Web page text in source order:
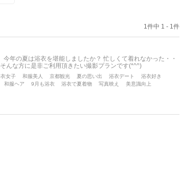
1件中 1 - 1件
年の夏は浴衣を堪能しましたか？ 忙しくて着れなかった・・
んな方に是非ご利用頂きたい撮影プランです(*^^)
女子 和服美人 京都観光 夏の思い出 浴衣デート
浴衣好き
和服ヘア 9月も浴衣 浴衣で夏着物 写真映え
美意識向上